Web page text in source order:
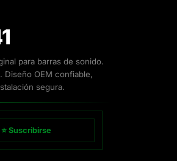
para barras de sonido.
Diseño OEM confiable,
segura.
⭐ Suscribirse